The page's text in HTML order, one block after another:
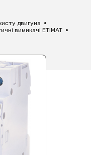
двигуна
вимикачі ETIMAT